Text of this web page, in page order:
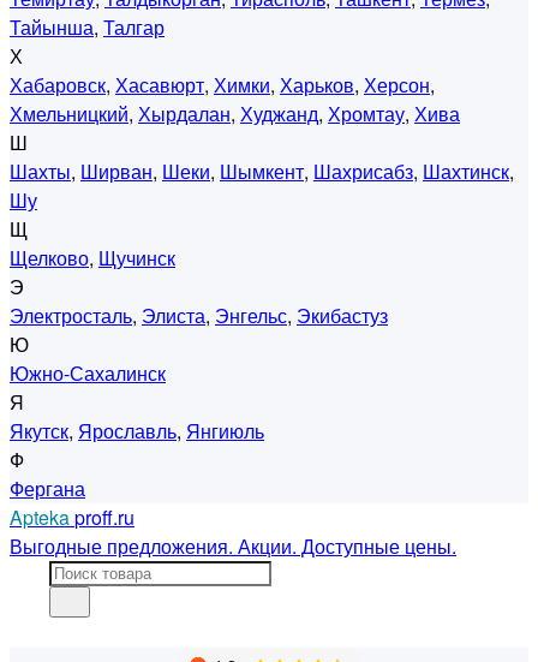
Тайынша, Талгар
Х
Хабаровск, Хасавюрт, Химки, Харьков, Херсон,
Хмельницкий, Хырдалан, Худжанд, Хромтау, Хива
Ш
Шахты, Ширван, Шеки, Шымкент, Шахрисабз, Шахтинск,
Шу
Щ
Щелково, Щучинск
Э
Электросталь, Элиста, Энгельс, Экибастуз
Ю
Южно-Сахалинск
Я
Якутск, Ярославль, Янгиюль
Ф
Фергана
Aptekaproff.ru
Выгодные предложения. Акции. Доступные цены.